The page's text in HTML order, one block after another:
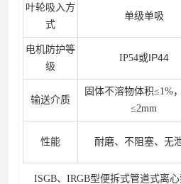
叶轮吸入方
式
单级单吸
电机防护等
级
IP54或IP44
输送介质
固体不溶物体积≤1%
≤2mm
性能 耐磨、不阻塞、无
ISGB、IRGB型便拆式管道式离